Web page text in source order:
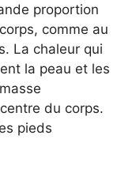
proportion
comme au
La chaleur qui
la peau et les
du corps.
pieds